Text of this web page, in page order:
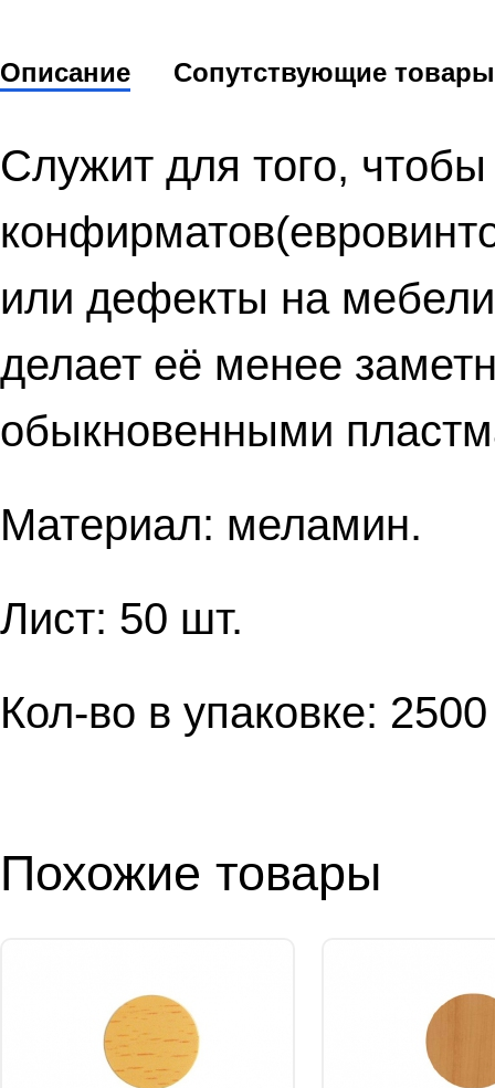
Описание Сопутствующие товары
Служит для того,
или дефекты на
делает её менее
обыкновенными
Материал: меламин.
Лист: 50 шт.
Кол-во в упаковке:
Похожие товары